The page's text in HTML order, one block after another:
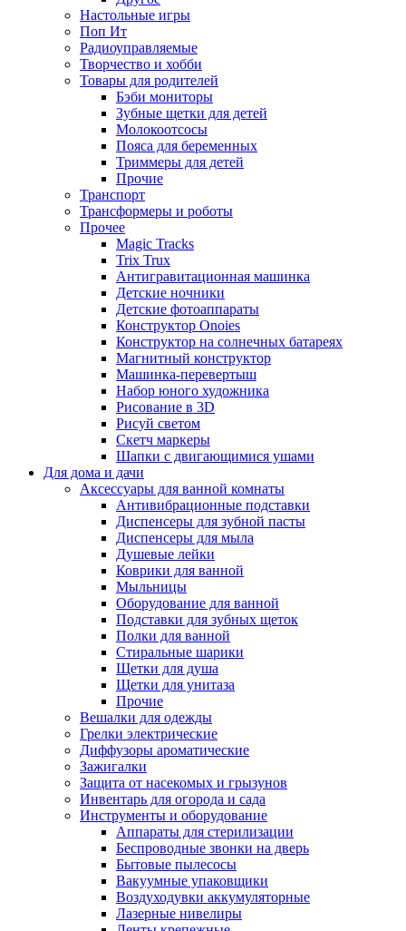
Настольные игры
Поп Ит
Радиоуправляемые
Творчество и хобби
Товары для родителей
Бэби мониторы
Зубные щетки для детей
Молокоотсосы
Пояса для беременных
Триммеры для детей
Прочие
Транспорт
Трансформеры и роботы
Прочее
Magic Tracks
Trix Trux
Антигравитационная машинка
Детские ночники
Детские фотоаппараты
Конструктор Onoies
Конструктор на солнечных батареях
Магнитный конструктор
Машинка-перевертыш
Набор юного художника
Рисование в 3D
Рисуй светом
Скетч маркеры
Шапки с двигающимися ушами
Для дома и дачи
Аксессуары для ванной комнаты
Антивибрационные подставки
Диспенсеры для зубной пасты
Диспенсеры для мыла
Душевые лейки
Коврики для ванной
Мыльницы
Оборудование для ванной
Подставки для зубных щеток
Полки для ванной
Стиральные шарики
Щетки для душа
Щетки для унитаза
Прочие
Вешалки для одежды
Грелки электрические
Диффузоры ароматические
Зажигалки
Защита от насекомых и грызунов
Инвентарь для огорода и сада
Инструменты и оборудование
Аппараты для стерилизации
Беспроводные звонки на дверь
Бытовые пылесосы
Вакуумные упаковщики
Воздуходувки аккумуляторные
Лазерные нивелиры